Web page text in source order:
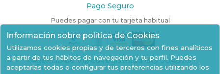
Información sobre política de Cookies
Utilizamos cookies propias y de terceros con fines analíticos
a partir de tus hábitos de navegación y tu perfil. Puedes
aceptarlas todas o configurar tus preferencias utilizando los
Pago Seguro
Puedes pagar con tu tarjeta habitual
Agencia de Viajes registrada GC-004825